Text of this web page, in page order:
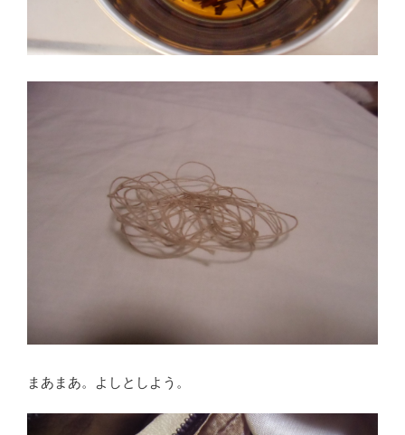
まあまあ。よしとしよう。